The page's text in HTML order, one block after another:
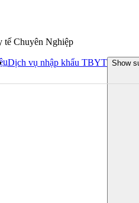
tế Chuyên Nghiệp
Dịch vụ nhập khẩu TBYT Show